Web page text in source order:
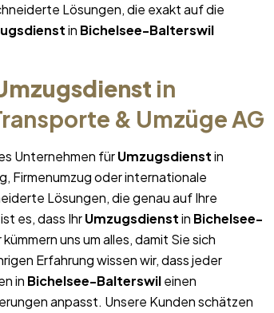
Lösungen, die exakt auf die
in Bichelsee-Balterswil
in
& Umzüge AG
Unternehmen fürUmzugsdienstin
Firmenumzug oder internationale
Lösungen, die genau auf Ihre
es, dass IhrUmzugsdienstin Bichelsee-
uns um alles, damit Sie sich
Erfahrung wissen wir, dass jeder
in Bichelsee-Balterswileinen
anpasst. Unsere Kunden schätzen